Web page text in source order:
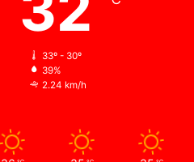
33º - 30º
39%
2.24 km/h